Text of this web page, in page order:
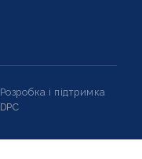
Розробка і підтримка
DPC